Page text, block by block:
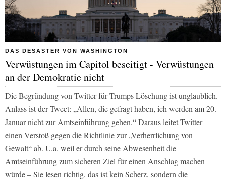
DAS DESASTER VON WASHINGTON
Verwüstungen im Capitol beseitigt - Verwüstungen
an der Demokratie nicht
Die Begründung von Twitter für Trumps Löschung ist unglaublich.
Anlass ist der Tweet: „Allen, die gefragt haben, ich werden am 20.
Januar nicht zur Amtseinführung gehen.“ Daraus leitet Twitter
einen Verstoß gegen die Richtlinie zur „Verherrlichung von
Gewalt“ ab. U.a. weil er durch seine Abwesenheit die
Amtseinführung zum sicheren Ziel für einen Anschlag machen
würde – Sie lesen richtig, das ist kein Scherz, sondern die